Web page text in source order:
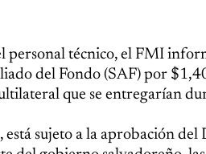
personal técnico, el FMI
del Fondo (SAF) por
que se entregarían
está sujeto a la aprobación